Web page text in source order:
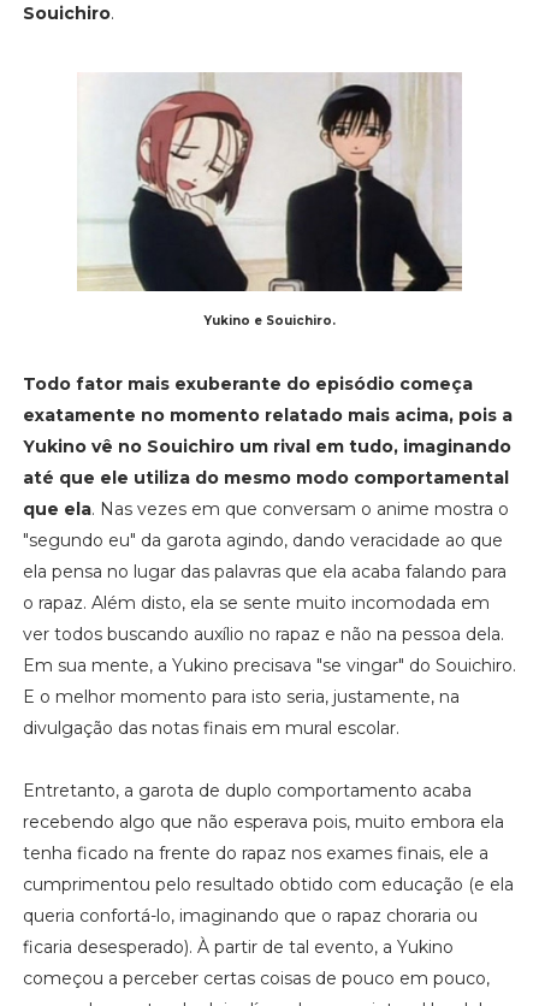
Souichiro.
Yukino e Souichiro.
Todo fator mais exuberante do episódio começa
exatamente no momento relatado mais acima, pois a
Yukino vê no Souichiro um rival em tudo, imaginando
até que ele utiliza do mesmo modo comportamental
que ela. Nas vezes em que conversam o anime mostra o
"segundo eu" da garota agindo, dando veracidade ao que
ela pensa no lugar das palavras que ela acaba falando para
o rapaz. Além disto, ela se sente muito incomodada em
ver todos buscando auxílio no rapaz e não na pessoa dela.
Em sua mente, a Yukino precisava "se vingar" do Souichiro.
E o melhor momento para isto seria, justamente, na
divulgação das notas finais em mural escolar.
Entretanto, a garota de duplo comportamento acaba
recebendo algo que não esperava pois, muito embora ela
tenha ficado na frente do rapaz nos exames finais, ele a
cumprimentou pelo resultado obtido com educação (e ela
queria confortá-lo, imaginando que o rapaz choraria ou
ficaria desesperado). À partir de tal evento, a Yukino
começou a perceber certas coisas de pouco em pouco,